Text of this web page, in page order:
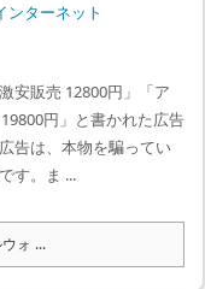
ンターネット
安販売 12800円」「ア
円」と書かれた広告
告は、本物を騙ってい
す。ま ...
ォ ...